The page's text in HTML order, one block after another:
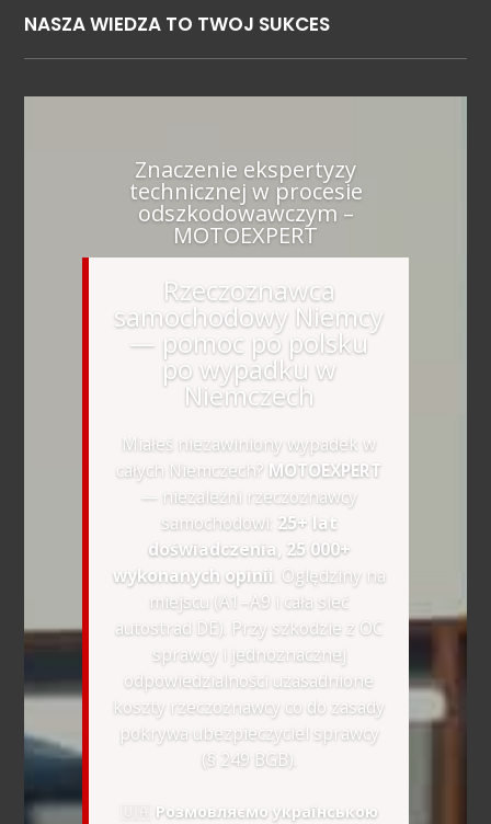
NASZA WIEDZA TO TWOJ SUKCES
Znaczenie ekspertyzy
technicznej w procesie
odszkodowawczym –
MOTOEXPERT
Rzeczoznawca
samochodowy Niemcy
— pomoc po polsku
po wypadku w
Niemczech
Miałeś niezawiniony wypadek w
całych Niemczech? MOTOEXPERT
— niezależni rzeczoznawcy
samochodowi: 25+ lat
doświadczenia, 25 000+
wykonanych opinii . Oględziny na
miejscu (A1–A9 i cała sieć
autostrad DE). Przy szkodzie z OC
sprawcy i jednoznacznej
odpowiedzialności uzasadnione
koszty rzeczoznawcy co do zasady
pokrywa ubezpieczyciel sprawcy
(§ 249 BGB).
🇺🇦 Розмовляємо українською